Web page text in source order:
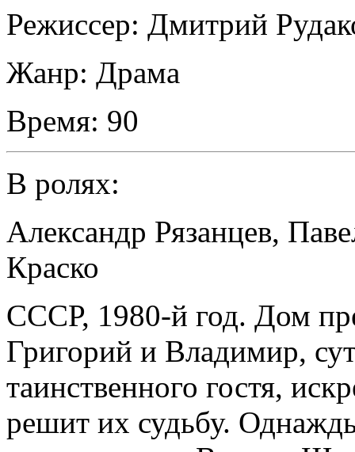
Режиссер: Дмитрий
Жанр: Драма
Время: 90
В ролях:
Александр Рязанцев,
Краско
CCCР, 1980-й год. Дом
Григорий и Владимир,
таинственного гостя,
решит их судьбу.